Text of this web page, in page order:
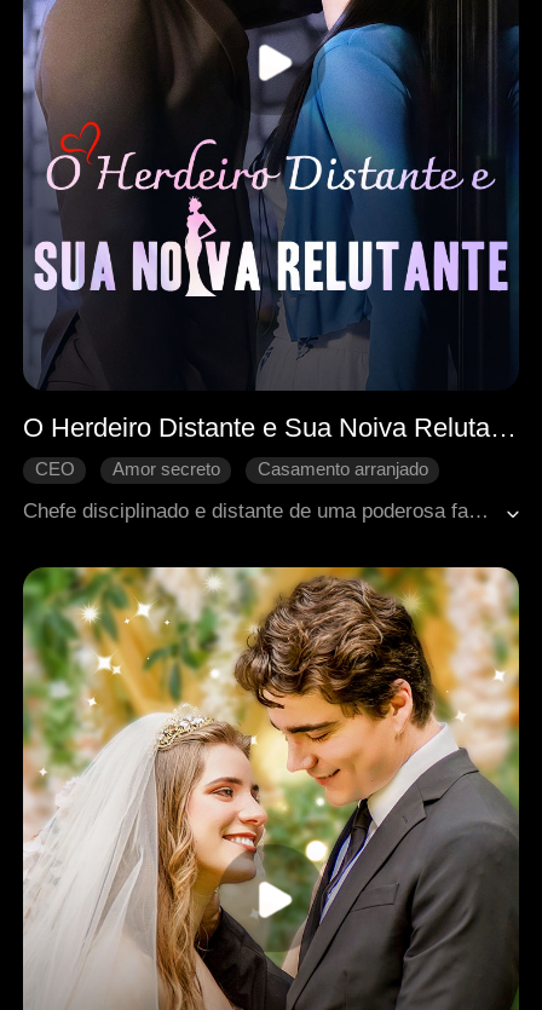
O Herdeiro Distante e Sua Noiva Relutante
CEO Amor secreto
Casamento arranjado
Romance moderno
Chefe disciplinado e distante de uma poderosa família, Samuel estava noivo de Kaylee havia anos, mas ninguém via qualquer ligação entre eles — nem a própria Kaylee. Sempre no exterior, Samuel quase nunca aparecia, e Kaylee o evitava quando se encontravam. Ela jamais imaginou que, após o casamento, seria profundamente mimada por ele.